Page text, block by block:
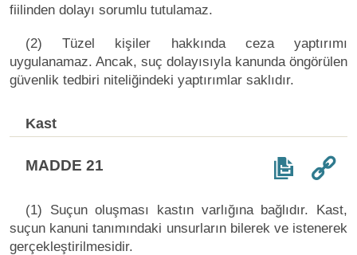
fiilinden dolayı sorumlu tutulamaz.
(2) Tüzel kişiler hakkında ceza yaptırımı
uygulanamaz. Ancak, suç dolayısıyla kanunda öngörülen
güvenlik tedbiri niteliğindeki yaptırımlar saklıdır.
Kast
MADDE 21
(1) Suçun oluşması kastın varlığına bağlıdır. Kast,
suçun kanuni tanımındaki unsurların bilerek ve istenerek
gerçekleştirilmesidir.